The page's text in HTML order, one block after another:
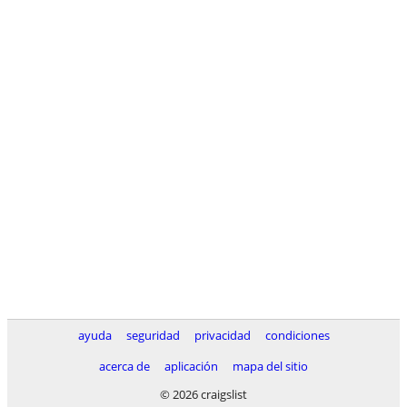
ayuda seguridad privacidad
condiciones
acerca de
aplicación
mapa del sitio
© 2026 craigslist